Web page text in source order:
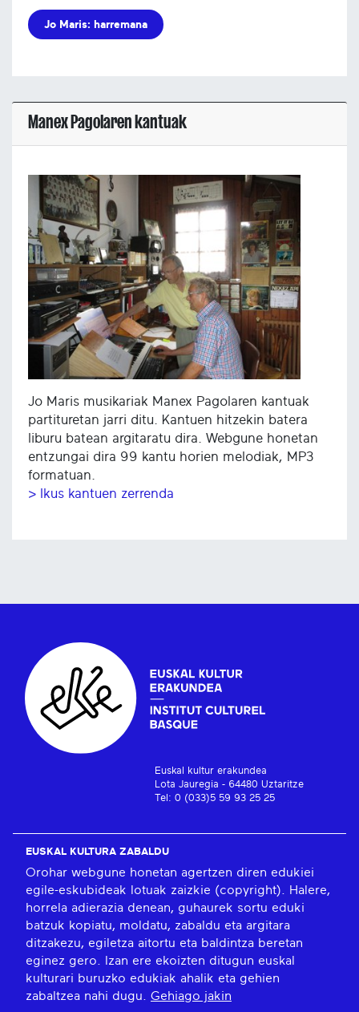
Jo Maris: harremana
Manex Pagolaren kantuak
Jo Maris musikariak Manex Pagolaren kantuak
partituretan jarri ditu. Kantuen hitzekin batera
liburu batean argitaratu dira. Webgune honetan
entzungai dira 99 kantu horien melodiak, MP3
formatuan.
> Ikus kantuen zerrenda
Euskal kultur erakundea
Lota Jauregia - 64480 Uztaritze
Tel: 0 (033)5 59 93 25 25
EUSKAL KULTURA ZABALDU
Orohar webgune honetan agertzen diren edukiei
egile-eskubideak lotuak zaizkie (copyright). Halere,
horrela adierazia denean, guhaurek sortu eduki
batzuk kopiatu, moldatu, zabaldu eta argitara
ditzakezu, egiletza aitortu eta baldintza beretan
eginez gero. Izan ere ekoizten ditugun euskal
kulturari buruzko edukiak ahalik eta gehien
zabaltzea nahi dugu. Gehiago jakin